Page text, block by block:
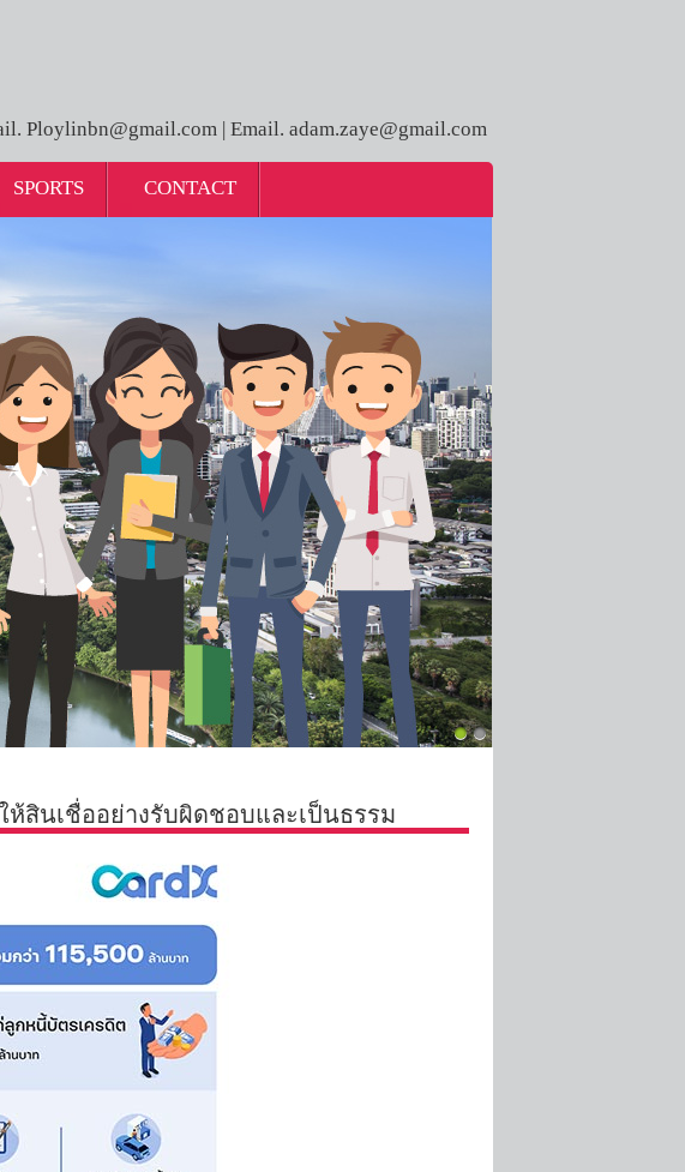
Ploylinbn@gmail.com | Email. adam.zaye@gmail.com
SPORTS CONTACT
สินเชื่ออย่างรับผิดชอบและเป็นธรรม